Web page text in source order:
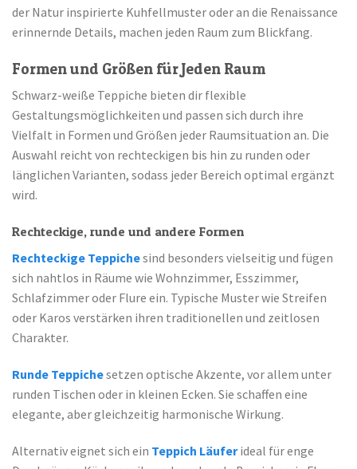
der Natur inspirierte Kuhfellmuster oder an die Renaissance
erinnernde Details, machen jeden Raum zum Blickfang.
Formen und Größen für Jeden Raum
Schwarz-weiße Teppiche bieten dir flexible
Gestaltungsmöglichkeiten und passen sich durch ihre
Vielfalt in Formen und Größen jeder Raumsituation an. Die
Auswahl reicht von rechteckigen bis hin zu runden oder
länglichen Varianten, sodass jeder Bereich optimal ergänzt
wird.
Rechteckige, runde und andere Formen
Rechteckige Teppichesind besonders vielseitig und fügen
sich nahtlos in Räume wie Wohnzimmer, Esszimmer,
Schlafzimmer oder Flure ein. Typische Muster wie Streifen
oder Karos verstärken ihren traditionellen und zeitlosen
Charakter.
Runde Teppichesetzen optische Akzente, vor allem unter
runden Tischen oder in kleinen Ecken. Sie schaffen eine
elegante, aber gleichzeitig harmonische Wirkung.
Alternativ eignet sich ein Teppich Läuferideal für enge